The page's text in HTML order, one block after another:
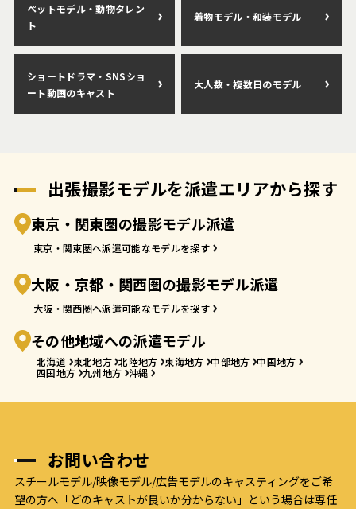
ペットモデル・動物タレン
ト
着物モデル・和装モデル
ショートドラマ・SNSショ
ート動画のキャスト
大人数・複数日のモデル
出張撮影モデルを派遣エリアから探す
東京・関東圏の撮影モデル派遣
東京・関東圏へ派遣可能なモデルを探す
大阪・京都・関西圏の撮影モデル派遣
大阪・関西圏へ派遣可能なモデルを探す
その他地域への派遣モデル
北海道 東北地方 北陸地方 東海地方 中部地方 中国地方
四国地方 九州地方 沖縄
お問い合わせ
スチールモデル/映像モデル/広告モデルのキャスティングをご希
望の方へ「どのキャストが良いか分からない」という場合は専任